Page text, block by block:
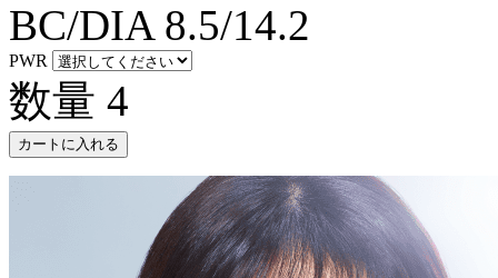
BC/DIA 8.5/14.2
PWR
数量 4
カートに入れる